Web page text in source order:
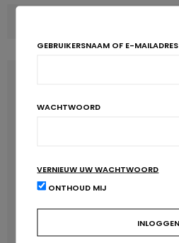
GEBRUIKERSNAAM OF E-MAILADRES
WACHTWOORD
VERNIEUW UW WACHTWOORD
ONTHOUD MIJ